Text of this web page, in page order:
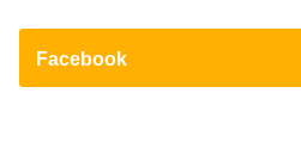
Facebook